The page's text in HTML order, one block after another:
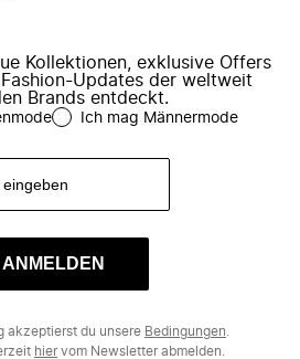
Kollektionen, exklusive Offers
Updates der weltweit
Brands entdeckt.
Ich mag Männermode
ANMELDEN
akzeptierst du unsere Bedingungen
hiervom Newsletter abmelden.